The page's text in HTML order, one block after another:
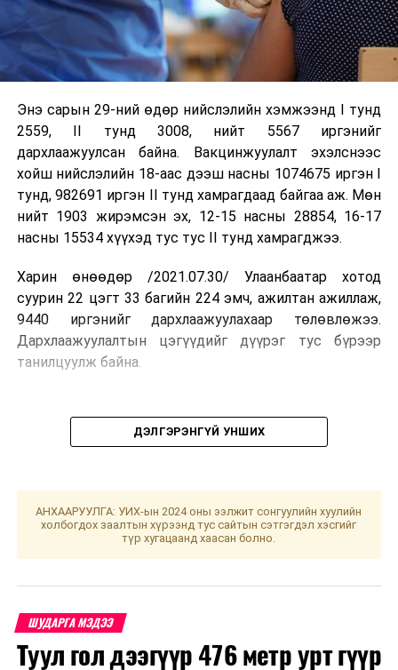
Энэ сарын 29-ний өдөр нийслэлийн хэмжээнд I тунд
2559, II тунд 3008, нийт 5567 иргэнийг
дархлаажуулсан байна. Вакцинжуулалт эхэлснээс
хойш нийслэлийн 18-аас дээш насны 1074675 иргэн I
тунд, 982691 иргэн II тунд хамрагдаад байгаа аж. Мөн
нийт 1903 жирэмсэн эх, 12-15 насны 28854, 16-17
насны 15534 хүүхэд тус тус II тунд хамрагджээ.
Харин өнөөдөр /2021.07.30/ Улаанбаатар хотод
суурин 22 цэгт 33 багийн 224 эмч, ажилтан ажиллаж,
9440 иргэнийг дархлаажуулахаар төлөвлөжээ.
Дархлаажуулалтын цэгүүдийг дүүрэг тус бүрээр
танилцуулж байна.
ДЭЛГЭРЭНГҮЙ УНШИХ
АНХААРУУЛГА: УИХ-ын 2024 оны ээлжит сонгуулийн хуулийн
холбогдох заалтын хүрээнд тус сайтын сэтгэгдэл хэсгийг
түр хугацаанд хаасан болно.
ШУДАРГА МЭДЭЭ
Туул гол дээгүүр 476 метр урт гүүр